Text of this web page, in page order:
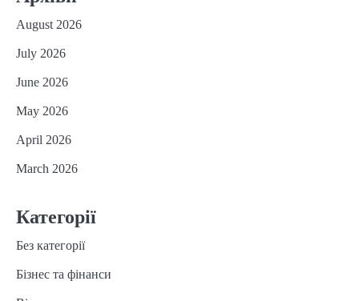
August 2026
July 2026
June 2026
May 2026
April 2026
March 2026
Категорії
Без категорії
Бізнес та фінанси